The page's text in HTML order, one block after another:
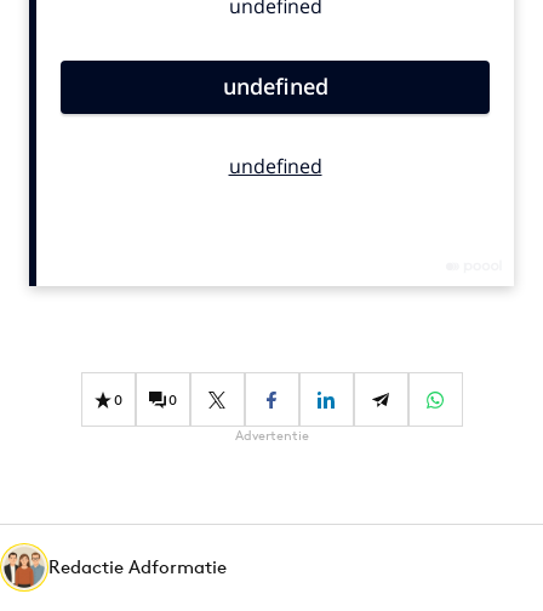
Campagnes
Gedragsverandering
Martech
Media
0 0
Advertentie
Redactie Adformatie